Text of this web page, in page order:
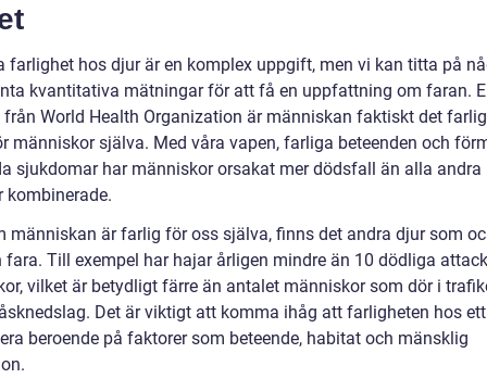
farlighet hos djur är en komplex uppgift, men vi kan titta på
kvantitativa mätningar för att få en uppfattning om faran.
World Health Organization är människan faktiskt det
människor själva. Med våra vapen, farliga beteenden och
sjukdomar har människor orsakat mer dödsfall än alla andra
kombinerade.
människan är farlig för oss själva, finns det andra djur som
fara. Till exempel har hajar årligen mindre än 10 dödliga
vilket är betydligt färre än antalet människor som dör i
Det är viktigt att komma ihåg att farligheten hos
beroende på faktorer som beteende, habitat och mänsklig